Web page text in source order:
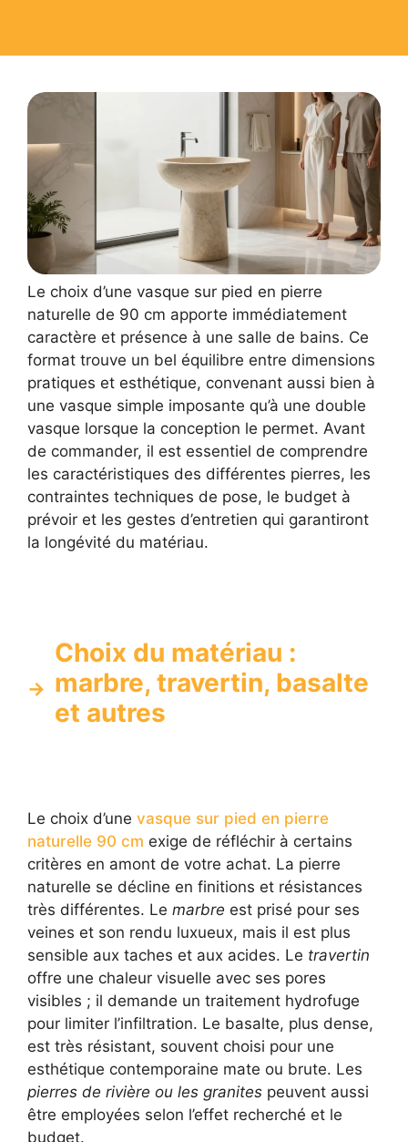
Le choix d’une vasque sur pied en pierre
naturelle de 90 cm apporte immédiatement
caractère et présence à une salle de bains. Ce
format trouve un bel équilibre entre dimensions
pratiques et esthétique, convenant aussi bien à
une vasque simple imposante qu’à une double
vasque lorsque la conception le permet. Avant
de commander, il est essentiel de comprendre
les caractéristiques des différentes pierres, les
contraintes techniques de pose, le budget à
prévoir et les gestes d’entretien qui garantiront
la longévité du matériau.
Choix du matériau :
marbre, travertin, basalte
et autres
Le choix d’une vasque sur pied en pierre
naturelle 90 cm exige de réfléchir à certains
critères en amont de votre achat. La pierre
naturelle se décline en finitions et résistances
très différentes. Le marbre est prisé pour ses
veines et son rendu luxueux, mais il est plus
sensible aux taches et aux acides. Le travertin
offre une chaleur visuelle avec ses pores
visibles ; il demande un traitement hydrofuge
pour limiter l’infiltration. Le basalte, plus dense,
est très résistant, souvent choisi pour une
esthétique contemporaine mate ou brute. Les
pierres de rivière ou les granites peuvent aussi
être employées selon l’effet recherché et le
budget.